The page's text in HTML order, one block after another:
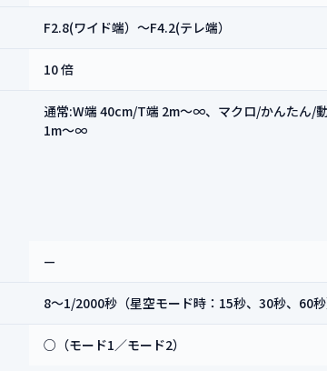
F2.8(ワイド端）～F4.2(テレ端）
10 倍
通常:W端 40cm/T端 2m～∞、マクロ/かんたん/
1m～∞
—
8～1/2000秒（星空モード時：15秒、30秒、60秒
○（モード1／モード2）